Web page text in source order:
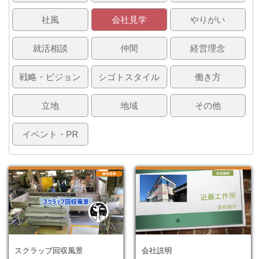
社風 会社見学 やりがい
就活相談 仲間 経営理念
戦略・ビジョン シゴトスタイル 働き方
立地 地域 その他
イベント・PR
スクラップ回収風景 会社説明